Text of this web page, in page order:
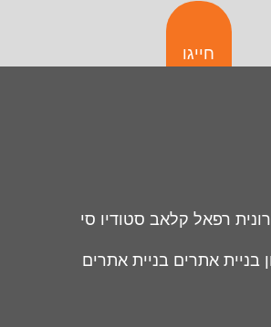
חייגו
רונית רפאל קלאב סטודיו סי
בניית אתרים